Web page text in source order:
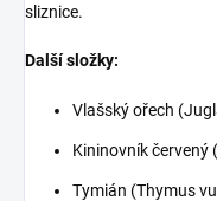
sliznice.
Další složky:
Vlašský ořech
Kininovník červený
Tymián (Thymus